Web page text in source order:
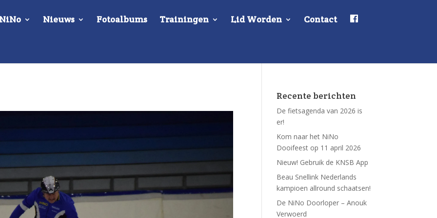
Nieuws Fotoalbums Trainingen Lid Worden Contact
k
Recente berichten
De fietsagenda van 2026 is
er!
Kom naar het NiNo
Dooifeest op 11 april 2026
Nieuw! Gebruik de KNSB App
Beau Snellink Nederlands
kampioen allround schaatsen!
De NiNo Doorloper – Anouk
Verwoerd